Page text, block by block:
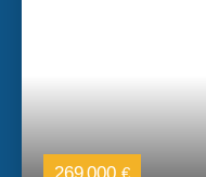
269 000 €